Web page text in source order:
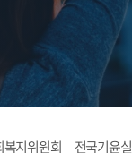
복지위원회 전국기윤실